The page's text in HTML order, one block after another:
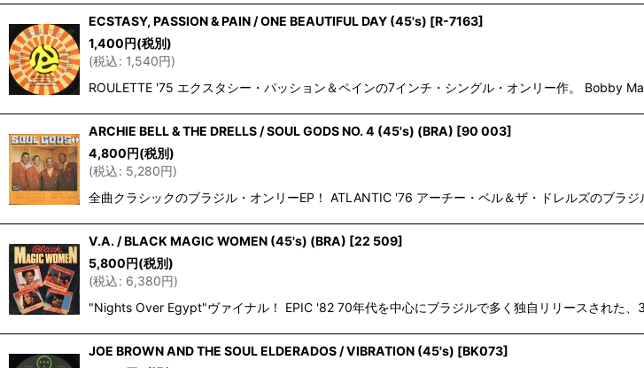
ECSTASY, PASSION & PAIN / ONE BEAUTIFUL DAY (45's) [R-7163]
1,400円(税別)
(税込: 1,540円)
ROULETTE '75 エクスタシー・パッション＆ペインの7インチ・シングル・オンリー作。 Bobby
ARCHIE BELL & THE DRELLS / SOUL GODS NO. 4 (45's) (BRA) [90 003]
4,800円(税別)
(税込: 5,280円)
全曲クラシックのブラジル・オンリーEP！ ATLANTIC '76 アーチー・ベル＆ザ・ドレルズのブラ
V.A. / BLACK MAGIC WOMEN (45's) (BRA) [22 509]
5,800円(税別)
(税込: 6,380円)
"Nights Over Egypt"ヴァイナル！ EPIC '82 70年代を中心にブラジルで多く独自リリースされた
JOE BROWN AND THE SOUL ELDERADOS / VIBRATION (45's) [BK073]